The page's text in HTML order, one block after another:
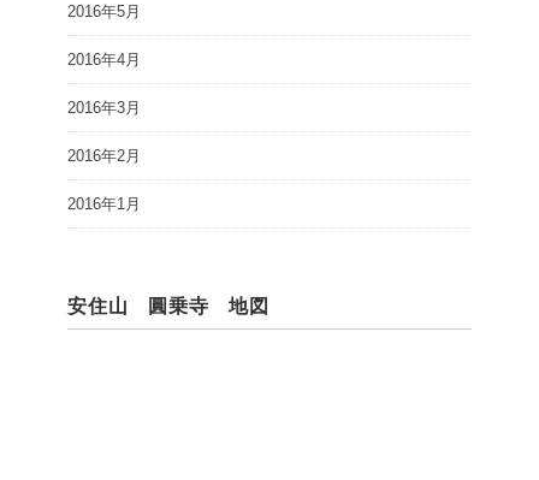
2016年5月
2016年4月
2016年3月
2016年2月
2016年1月
安住山 圓乗寺 地図